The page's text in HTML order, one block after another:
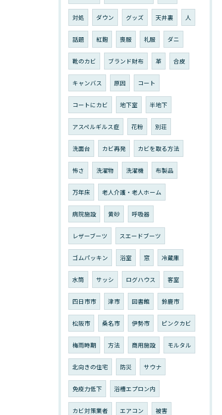
対処 ダウン グッズ 天井裏 人
話題 紅麴 喪服 礼服 ダニ
靴のカビ ブランド財布 革 合皮
キャンバス 原因 コート
コートにカビ 地下室 半地下
アスペルギルス症 花粉 別荘
洗面台 カビ再発 カビを取る方法
怖さ 洗濯物 洗濯機 布製品
万年床 老人介護・老人ホーム
病院施設 黄砂 呼吸器
レザーブーツ スエードブーツ
ゴムパッキン 浴室 窓 冷蔵庫
水筒 サッシ ログハウス 客室
四日市市 津市 図書館 鈴鹿市
松阪市 桑名市 伊勢市 ピンクカビ
梅雨時期 方法 商用施設 モルタル
北向きの住宅 防災 サウナ
免疫力低下 浴槽エプロン内
カビ対策業者 エアコン 被害